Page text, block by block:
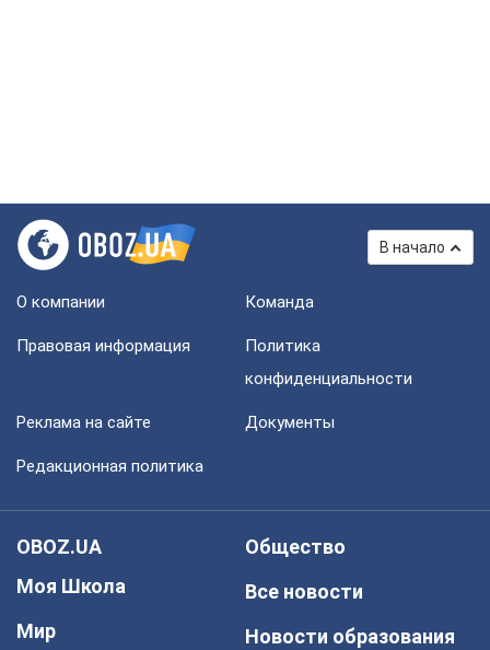
В начало
О компании Команда
Правовая информация
Политика
конфиденциальности
Реклама на сайте Документы
Редакционная политика
OBOZ.UA
Моя Школа
Мир
Общество
Все новости
Новости образования